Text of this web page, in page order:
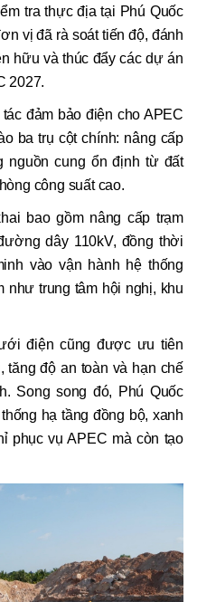
tra thực địa tại Phú Quốc
vị đã rà soát tiến độ, đánh
hữu và thúc đẩy các dự án
2027.
đảm bảo điện cho APEC
ba trụ cột chính: nâng cấp
nguồn cung ổn định từ đất
công suất cao.
bao gồm nâng cấp trạm
dây 110kV, đồng thời
vào vận hành hệ thống
như trung tâm hội nghị, khu
điện cũng được ưu tiên
tăng độ an toàn và hạn chế
Song song đó, Phú Quốc
hạ tầng đồng bộ, xanh
phục vụ APEC mà còn tạo